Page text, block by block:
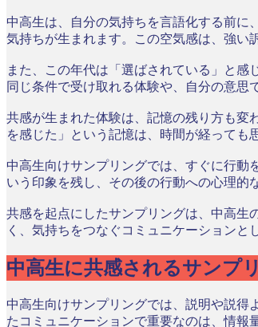
中高生は、自分の気持ちを言語化する前に
気持ちが生まれます。この空気感は、強い
また、この年代は「選ばされている」と
同じ条件で受け取れる体験や、自分の意思
共感が生まれた体験は、記憶の残り方も変
を感じた」という記憶は、時間が経っても
中高生向けサンプリングでは、すぐに行動
いう印象を残し、その後の行動への心理的
共感を起点にしたサンプリングは、中高生
く、気持ちをつなぐコミュニケーションと
中高生に共感されるサンプ
中高生向けサンプリングでは、説明や説得
たコミュニケーションで重要なのは、情報